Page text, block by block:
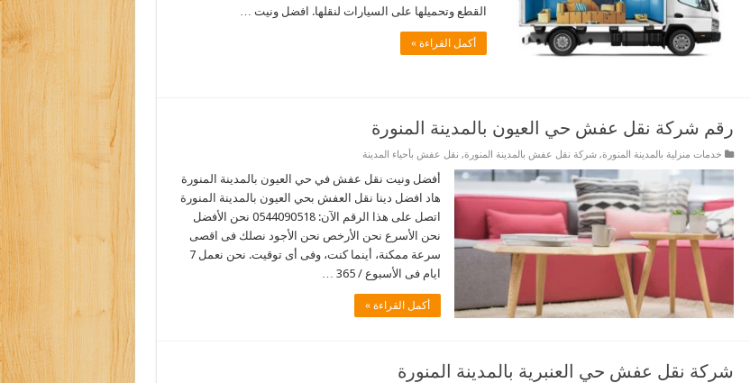
القطع وتحميلها على السيارات لنقلها. افضل ونيت …
أكمل القراءة »
رقم شركة نقل عفش حي العيون بالمدينة المنورة
خدمات منزلية بالمدينة المنورة,شركة نقل عفش بالمدينة المنورة, نقل عفش بأحياء المدينة
أفضل ونيت نقل عفش في حي العيون بالمدينة المنورة
هاد افضل دينا نقل العفش بحي العيون بالمدينة المنورة
اتصل على هذا الرقم الآن: 0544090518 نحن الأفضل
نحن الأسرع نحن الأرخص نحن الأجود نصلك فى اقصى
سرعة ممكنة، أينما كنت، وفى أى توقيت. نحن نعمل 7
ايام فى الأسبوع / 365 …
أكمل القراءة »
شركة نقل عفش حي العنبرية بالمدينة المنورة